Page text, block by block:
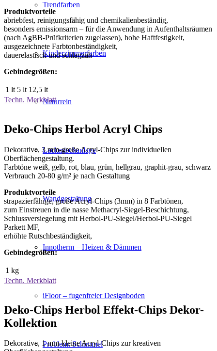
Trendfarben
Kinderzimmerfarben
Naturrein
Lackmischanlage
Wandgestaltung
Innotherm – Heizen & Dämmen
iFloor – fugenfreier Designboden
Problem: Schimmel
Produktvorteile
abriebfest, reinigungsfähig und chemikalienbeständig,
besonders emissionsarm – für die Anwendung in Aufenthaltsräumen
(nach AgBB-Prüfkriterien zugelassen), hohe Haftfestigkeit,
ausgezeichnete Farbtonbeständigkeit,
dauerelastisch und schlagzäh
Gebindegrößen:
1 lt 5 lt 12,5 lt
Techn. Merkblatt
Deko-Chips Herbol Acryl Chips
Dekorative, 3 mm-große Acryl-Chips zur individuellen
Oberflächengestaltung.
Farbtöne weiß, gelb, rot, blau, grün, hellgrau, graphit-grau, schwarz
Verbrauch 20-80 g/m² je nach Gestaltung
Produktvorteile
strapazierfähige, große Acryl-Chips (3mm) in 8 Farbtönen,
zum Einstreuen in die nasse Methacryl-Siegel-Beschichtung,
Schlussversiegelung mit Herbol-PU-Siegel/Herbol-PU-Siegel
Parkett MF,
erhöhte Rutschbeständigkeit,
Gebindegrößen:
1 kg
Techn. Merkblatt
Deko-Chips Herbol Effekt-Chips Dekor-
Kollektion
Dekorative, 1 mm-kleine Acryl-Chips zur kreativen